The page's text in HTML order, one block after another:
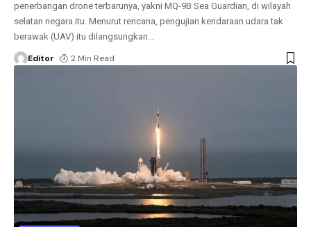
penerbangan drone terbarunya, yakni MQ-9B Sea Guardian, di wilayah
selatan negara itu. Menurut rencana, pengujian kendaraan udara tak
berawak (UAV) itu dilangsungkan…
Editor 2 Min Read